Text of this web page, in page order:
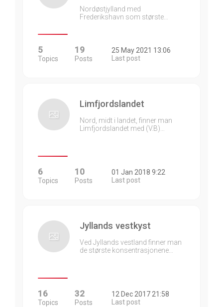
Nordøstjylland med
Frederikshavn som største…
5
Topics
19
Posts
25 May 2021 13:06
Last post
Limfjordslandet
Nord, midt i landet, finner man
Limfjordslandet med (V.B)…
6
Topics
10
Posts
01 Jan 2018 9:22
Last post
Jyllands vestkyst
Ved Jyllands vestland finner man
de største konsentrasjonene…
16
Topics
32
Posts
12 Dec 2017 21:58
Last post